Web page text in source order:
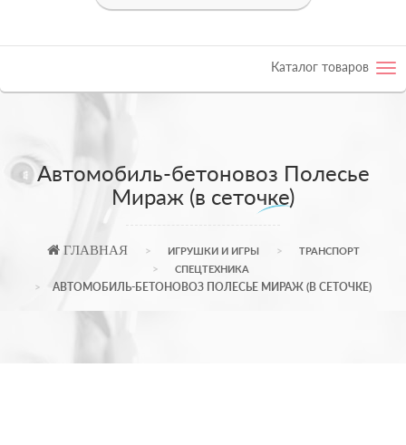
Каталог товаров
Автомобиль-бетоновоз Полесье
Мираж (в сеточке)
ГЛАВНАЯ ИГРУШКИ И ИГРЫ
ТРАНСПОРТ
СПЕЦТЕХНИКА
АВТОМОБИЛЬ-БЕТОНОВОЗ ПОЛЕСЬЕ МИРАЖ (В СЕТОЧКЕ)